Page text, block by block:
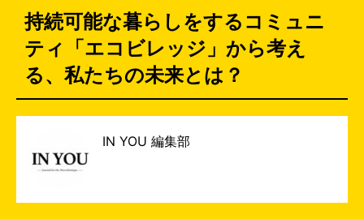
持続可能な暮らしをするコミュニ
ティ「エコビレッジ」から考え
る、私たちの未来とは？
IN YOU 編集部